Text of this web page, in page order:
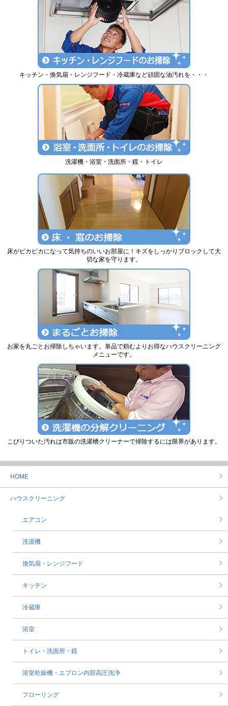
キッチン・換気扇・レンジフード・冷蔵庫など頑固な油汚れを・・・
洗濯機・浴室・洗面所・鏡・トイレ
床がピカピカになって気持ちのいいお部屋に！キズをしっかりブロックして大
切な家を守ります。
お家を丸ごとお掃除しちゃいます。単品で頼むよりお得なハウスクリーニング
メニューです。
こびりついた汚れは市販の洗濯槽クリーナーで掃除するには限界があります。
HOME
ハウスクリーニング
エアコン
洗濯機
換気扇・レンジフード
キッチン
冷蔵庫
浴室
トイレ・洗面所・鏡
浴室乾燥機・エプロン内部高圧洗浄
フローリング